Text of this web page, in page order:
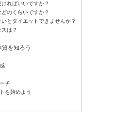
ればいいですか？
のくらいですか？
とダイエットできませんか？
は？
を知ろう
チ
を始めよう